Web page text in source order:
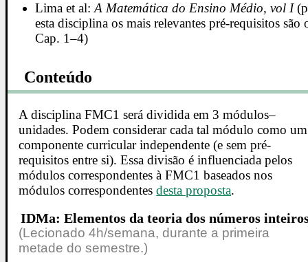
Lima et al:A Matemática do Ensino Médio, vol I
esta disciplina os mais relevantes pré-requisitos são
Cap. 1–4)
Conteúdo
A disciplina FMC1 será dividida em 3 módulos–
unidades. Podem considerar cada tal módulo como um
componente curricular independente (e sem pré-
requisitos entre si). Essa divisão é influenciada pelos
módulos correspondentes à FMC1 baseados nos
módulos correspondentesdesta proposta.
IDMa: Elementos da teoria dos números
(Lecionado 4h/semana, durante a primeira
metade do semestre.)